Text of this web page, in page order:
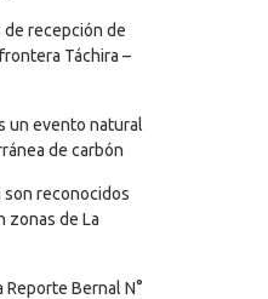
de recepción de
Táchira –
un evento natural
de carbón
son reconocidos
zonas de La
Reporte Bernal N°